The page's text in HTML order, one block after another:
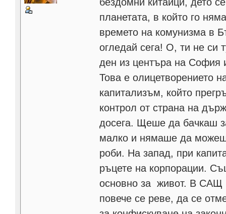
планетата, в който го
времето на комунизма в
огледай сега! О, ти не си
ден из центъра на София
Това е олицетворението
капитализъм, който
контрол от страна на
досега. Щеше да бачкаш
малко и нямаше да
роби. На запад, при
ръцете на корпорации.
основно за живот. В САЩ
повече се реве, да се